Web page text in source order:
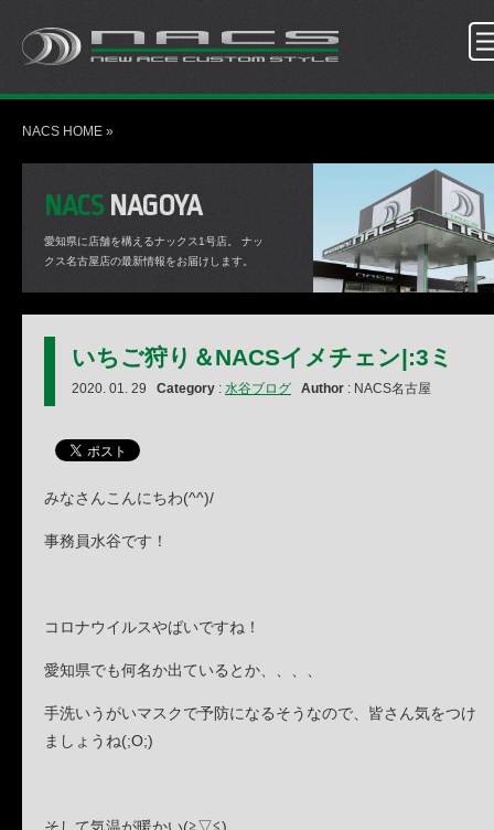
NACS HOME »
NACSNAGOYA
愛知県に店舗を構えるナックス1号店。
ナッ
クス名古屋店の最新情報をお届けします。
いちご狩り＆NACSイメチェン|:3ミ
2020. 01. 29 Category : 水谷ブログ Author : NACS名古屋
みなさんこんにちわ(^^)/
事務員水谷です！
コロナウイルスやばいですね！
愛知県でも何名か出ているとか、、、、
手洗いうがいマスクで予防になるそうなので、皆さん気をつけ
ましょうね(;O;)